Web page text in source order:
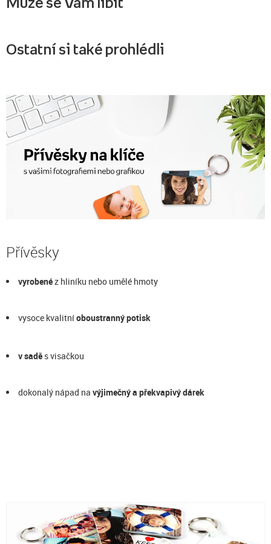
Ostatní si také prohlédli
Přívěsky
vyrobenéz hliníku nebo umělé hmoty
vysoce kvalitníoboustranný potisk
v sadě s visačkou
dokonalý nápad na výjimečný a překvapivý dárek